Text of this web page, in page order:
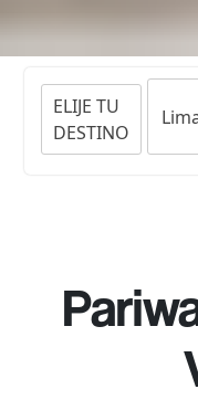
ELIJE TU
DESTINO